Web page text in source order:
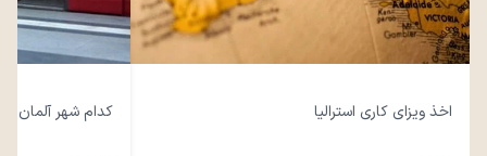
اخذ ویزای کاری استرالیا کدام شهر آلمان